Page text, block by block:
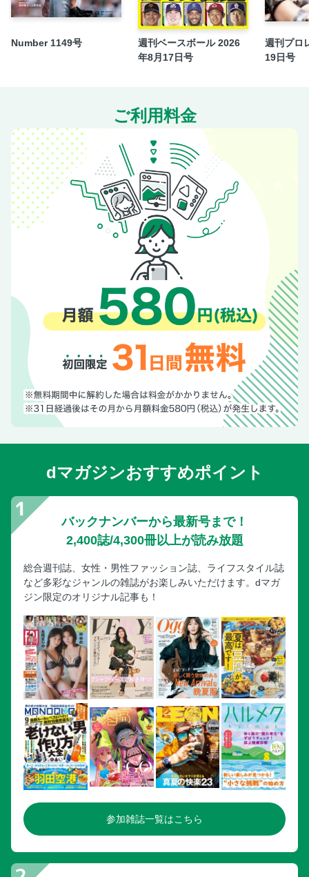
MY RUGBY JOURNEY◎田村一博
RISING SUN PROJECT◎岩渕健輔
ハイスクール・シーン
キッズ・シーン
主要社会人・大学チーム部員名簿
主要公式記録
教えて、タクさん！ ルールの疑問
ラグマガファンゾーン
楕円の「蹊」ぶらり◎高井昌史
コーチング・マイウェイ◎兼松由香［女子セブンズ日本代表
EYE＆MAKOTO◎谷口誠
解「体」「心」書◎大西樹［埼玉パナソニックワイルドナイ
ツ］
ワールド・シーン
南アフリカリポート
ニュージーランド通信
Helmet says◎ティム・ホラン
次号予告＆編集後記
大学 チームルポ 京産大◎チーム力で頂点へ
大学 マッチリポート 帝京大×明大、明大×早大、東洋大×大
東大ほか
巻末インタビュー◎豊原謙二郎［アナウンサー］
Number 1149号
週刊ベースボール 2026
年8月17日号
週刊プロ
19日号
ご利用料金
dマガジンおすすめポイント
バックナンバーから最新号まで！
2,400誌/4,300冊以上が読み放題
総合週刊誌、女性・男性ファッション誌、ライフスタイル誌
など多彩なジャンルの雑誌がお楽しみいただけます。dマガ
ジン限定のオリジナル記事も！
参加雑誌一覧はこちら